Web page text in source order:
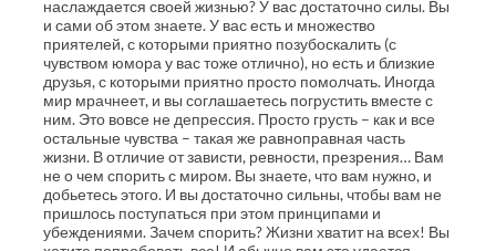
наслаждается своей жизнью? У вас достаточно силы. Вы
и сами об этом знаете. У вас есть и множество
приятелей, с которыми приятно позубоскалить (с
чувством юмора у вас тоже отлично), но есть и близкие
друзья, с которыми приятно просто помолчать. Иногда
мир мрачнеет, и вы соглашаетесь погрустить вместе с
ним. Это вовсе не депрессия. Просто грусть – как и все
остальные чувства – такая же равноправная часть
жизни. В отличие от зависти, ревности, презрения… Вам
не о чем спорить с миром. Вы знаете, что вам нужно, и
добьетесь этого. И вы достаточно сильны, чтобы вам не
пришлось поступаться при этом принципами и
убеждениями. Зачем спорить? Жизни хватит на всех! Вы